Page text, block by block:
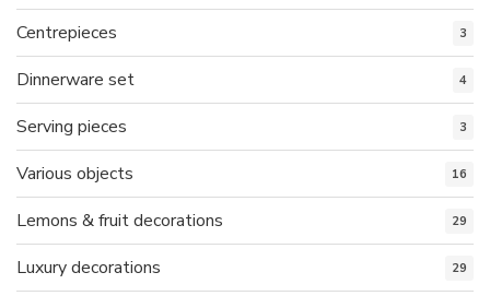
Centrepieces 3
Dinnerware set 4
Serving pieces 3
Various objects 16
Lemons & fruit decorations 29
Luxury decorations 29